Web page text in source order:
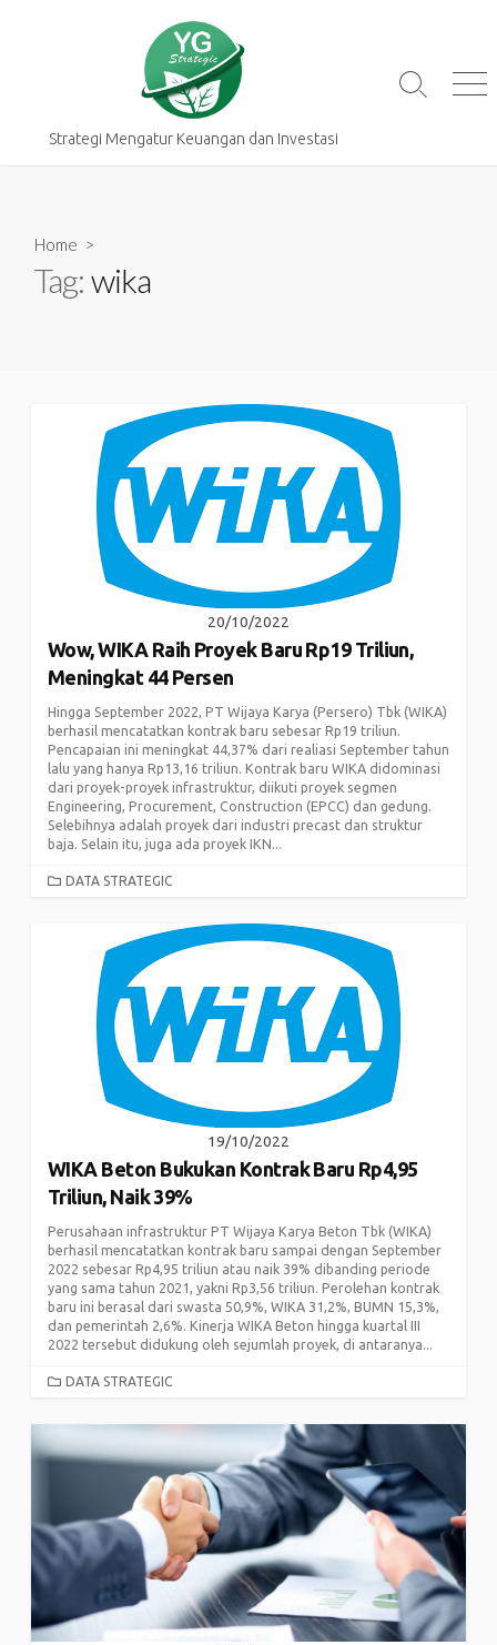
Strategi Mengatur Keuangan dan Investasi
Search
Home >
Tag:wika
20/10/2022
Wow, WIKA Raih Proyek Baru Rp19 Triliun,
Meningkat 44 Persen
Hingga September 2022, PT Wijaya Karya (Persero) Tbk (WIKA)
berhasil mencatatkan kontrak baru sebesar Rp19 triliun.
Pencapaian ini meningkat 44,37% dari realiasi September tahun
lalu yang hanya Rp13,16 triliun. Kontrak baru WIKA didominasi
dari proyek-proyek infrastruktur, diikuti proyek segmen
Engineering, Procurement, Construction (EPCC) dan gedung.
Selebihnya adalah proyek dari industri precast dan struktur
baja. Selain itu, juga ada proyek IKN...
CATEGORIES
DATA STRATEGIC
19/10/2022
WIKA Beton Bukukan Kontrak Baru Rp4,95
Triliun, Naik 39%
Perusahaan infrastruktur PT Wijaya Karya Beton Tbk (WIKA)
berhasil mencatatkan kontrak baru sampai dengan September
2022 sebesar Rp4,95 triliun atau naik 39% dibanding periode
yang sama tahun 2021, yakni Rp3,56 triliun. Perolehan kontrak
baru ini berasal dari swasta 50,9%, WIKA 31,2%, BUMN 15,3%,
dan pemerintah 2,6%. Kinerja WIKA Beton hingga kuartal III
2022 tersebut didukung oleh sejumlah proyek, di antaranya...
CATEGORIES
DATA STRATEGIC